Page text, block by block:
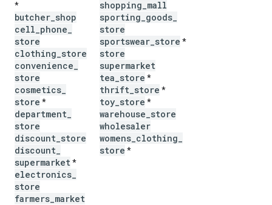
*
butcher shop
cell phone
store
clothing store
convenience
store
cosmetics
store *
department
store
discount store
discount
supermarket*
electronics
store
farmers market
shopping mall
sporting goods
store
sportswear store *
store
supermarket
tea store *
thrift store *
toy store *
warehouse store
wholesaler
womens clothing
store *